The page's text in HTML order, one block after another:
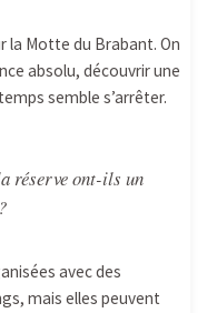
la Motte du Brabant. On
absolu, découvrir une
semble s’arrêter.
réserve ont-ils un
avec des
mais elles peuvent